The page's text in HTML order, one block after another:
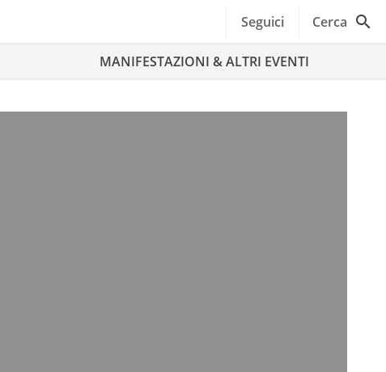
Seguici Cerca
MANIFESTAZIONI & ALTRI EVENTI